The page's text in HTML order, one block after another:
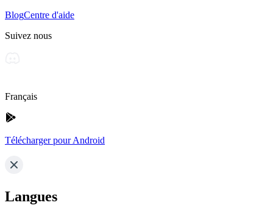
BlogCentre d'aide
Suivez nous
Français
Télécharger pour Android
Langues